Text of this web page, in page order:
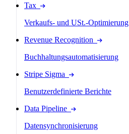
Tax
Verkaufs- und USt.-Optimierung
Revenue Recognition
Buchhaltungsautomatisierung
Stripe Sigma
Benutzerdefinierte Berichte
Data Pipeline
Datensynchronisierung